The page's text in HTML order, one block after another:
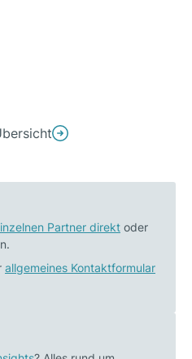
Li-
Batterien
Partner direkt oder
allgemeines Kontaktformular